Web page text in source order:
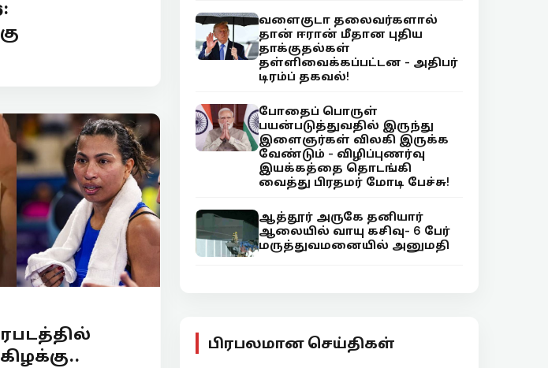
வளைகுடா தலைவர்களால்
தான் ஈரான் மீதான புதிய
தாக்குதல்கள்
தள்ளிவைக்கப்பட்டன - அதிபர்
டிரம்ப் தகவல்!
போதைப் பொருள்
பயன்படுத்துவதில் இருந்து
இளைஞர்கள் விலகி இருக்க
வேண்டும் - விழிப்புணர்வு
இயக்கத்தை தொடங்கி
வைத்து பிரதமர் மோடி பேச்சு!
ஆத்தூர் அருகே தனியார்
ஆலையில் வாயு கசிவு- 6 பேர்
மருத்துவமனையில் அனுமதி
பிரபலமான செய்திகள்